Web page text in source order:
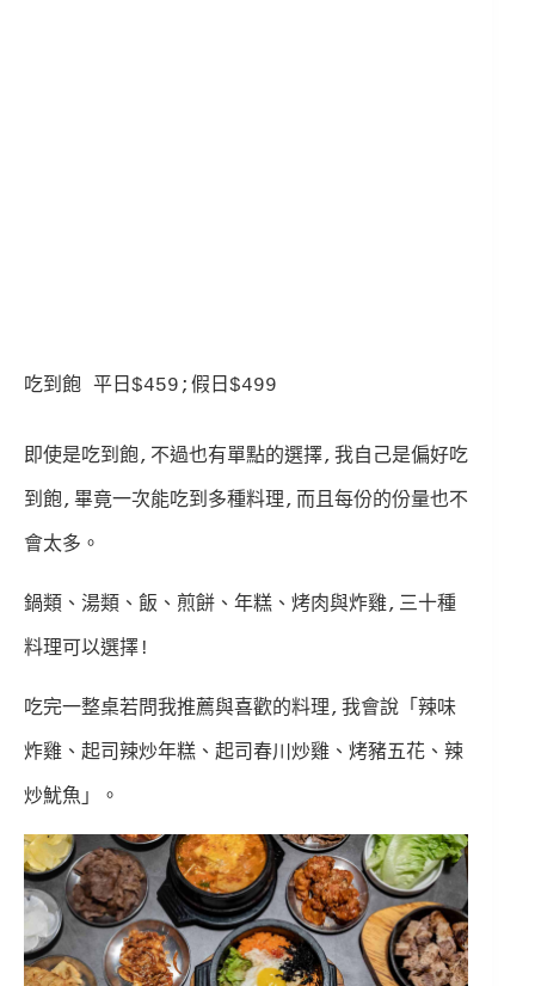
吃到飽 平日$459;假日$499
即使是吃到飽,不過也有單點的選擇,我自己是偏好吃
到飽,畢竟一次能吃到多種料理,而且每份的份量也不
會太多。
鍋類、湯類、飯、煎餅、年糕、烤肉與炸雞,三十種
料理可以選擇!
吃完一整桌若問我推薦與喜歡的料理,我會說「辣味
炸雞、起司辣炒年糕、起司春川炒雞、烤豬五花、辣
炒魷魚」。